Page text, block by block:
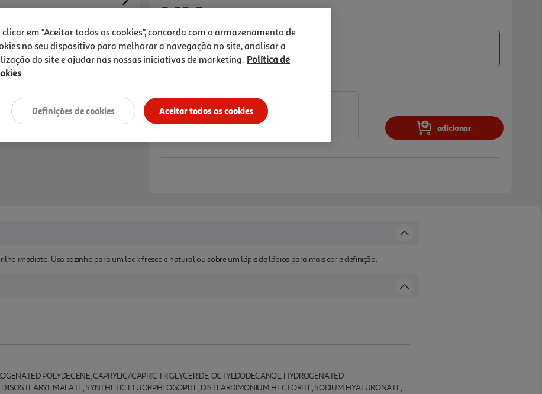
Next 3,99 €
-10% Imediato Exclusivo Online
De 2/8/2026 a 1/9/2026
adicionar
imediato. Usa sozinho para um look fresco e natural ou sobre um lápis de lábios para mais cor e definição.
POLYDECENE, CAPRYLIC/CAPRIC TRIGLYCERIDE, OCTYLDODECANOL, HYDROGENATED
MALATE, SYNTHETIC FLUORPHLOGOPITE, DISTEARDIMONIUM HECTORITE, SODIUM HYALURONATE,
clicar em "Aceitar todos os cookies", concorda com o armazenamento de
no seu dispositivo para melhorar a navegação no site, analisar a
do site e ajudar nas nossas iniciativas de marketing. Política de
Aceitar todos os cookies
Definições de cookies